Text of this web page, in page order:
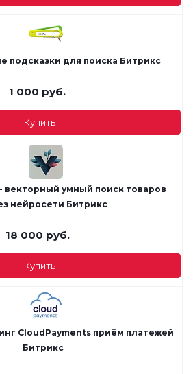
подсказки для поиска Битрикс
1 000 руб.
Купить
векторный умный поиск товаров
нейросети Битрикс
18 000 руб.
Купить
CloudPayments приём платежей
Битрикс